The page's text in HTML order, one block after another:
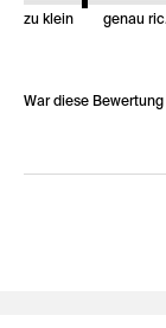
zu klein genau
War diese